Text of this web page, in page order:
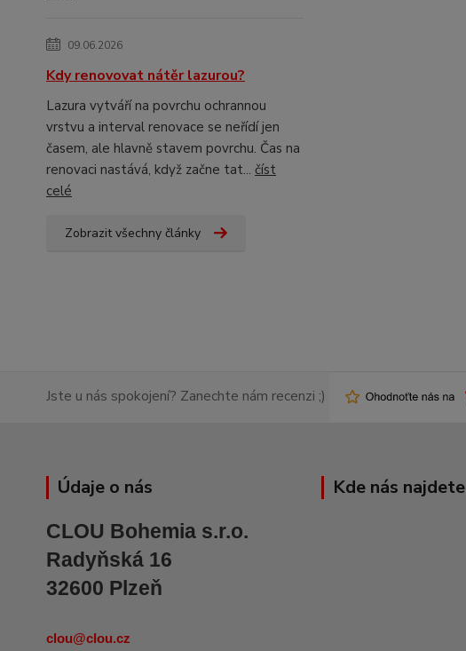
09.06.2026
Kdy renovovat nátěr lazurou?
Lazura vytváří na povrchu ochrannou
vrstvu a interval renovace se neřídí jen
časem, ale hlavně stavem povrchu. Čas na
renovaci nastává, když začne tat... číst
celé
Zobrazit všechny články
Jste u nás spokojení? Zanechte nám recenzi ;)
Údaje o nás
CLOU Bohemia s.r.o.
Radyňská 16
32600 Plzeň
clou@clou.cz
Kde nás najdete